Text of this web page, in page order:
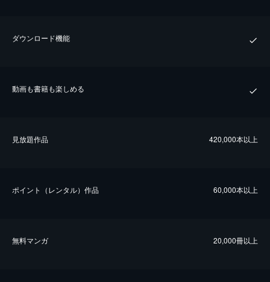
ダウンロード機能
動画も書籍も楽しめる
⾒放題作品 420,000本以上
ポイント（レンタル）作品 60,000本以上
無料マンガ 20,000冊以上